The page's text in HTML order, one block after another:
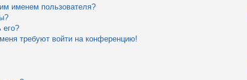
именем пользователя?
его?
требуют войти на конференцию!